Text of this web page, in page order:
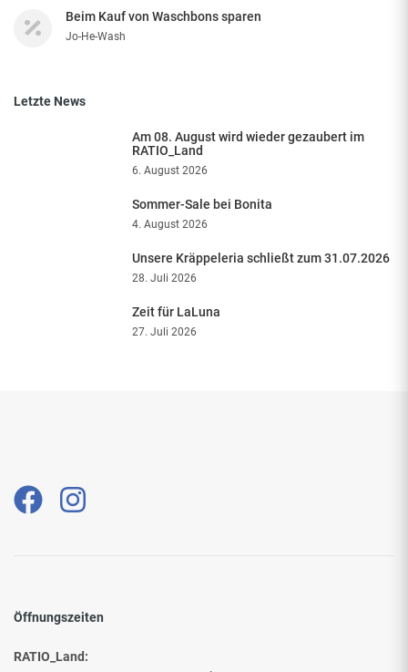
Beim Kauf von Waschbons sparen
Jo-He-Wash
Letzte News
Am 08. August wird wieder gezaubert im
RATIO_Land
6. August 2026
Sommer-Sale bei Bonita
4. August 2026
Unsere Kräppeleria schließt zum 31.07.2026
28. Juli 2026
Zeit für LaLuna
27. Juli 2026
Öffnungszeiten
RATIO_Land: